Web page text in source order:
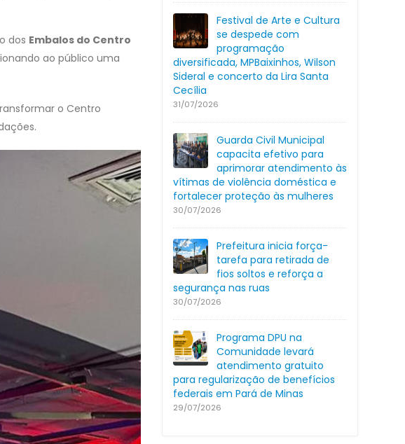
Festival de Arte e Cultura
se despede com
programação
diversificada, MPBaixinhos, Wilson
Sideral e concerto da Lira Santa
Cecília
31/07/2026
Guarda Civil Municipal
capacita efetivo para
aprimorar atendimento às
vítimas de violência doméstica e
fortalecer proteção às mulheres
30/07/2026
Prefeitura inicia força-
tarefa para retirada de
fios soltos e reforça a
segurança nas ruas
30/07/2026
Programa DPU na
Comunidade levará
atendimento gratuito
para regularização de benefícios
federais em Pará de Minas
29/07/2026
dos Embalos do Centro
ao público uma
o Centro